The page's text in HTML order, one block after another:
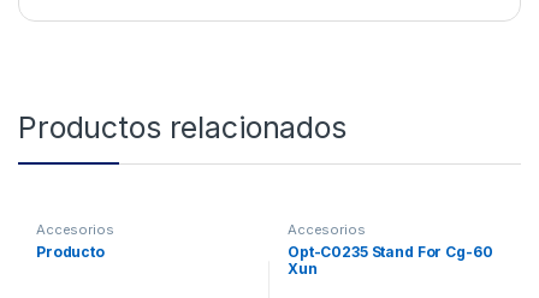
Productos relacionados
Accesorios
Producto
Accesorios
Opt-C0235 Stand For Cg-60
Xun